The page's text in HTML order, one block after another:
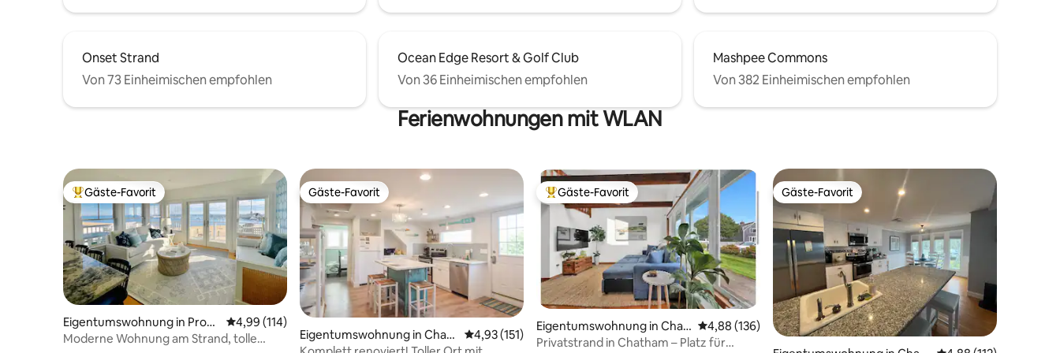
Onset Strand
Von 73 Einheimischen empfohlen
Ocean Edge Resort & Golf Club
Von 36 Einheimischen empfohlen
Mashpee Commons
Von 382 Einheimischen empfohlen
Ferienwohnungen mit WLAN
Beliebter Gäste-Favorit.
Gäste-Favorit
Eigentumswohnung in Provi
ncetown
Durchschnittliche Bewertung: 4,99 von 5, 114 Bewertungen
4,99 (114)
Moderne Wohnung am Strand, tolle
Gäste-Favorit
Gäste-Favorit
Eigentumswohnung in Chath
am
Durchschnittliche Bewertung: 4,93 von 5, 151 Bewertungen
4,93 (151)
Beliebter Gäste-Favorit.
Gäste-Favorit
Eigentumswohnung in Chat
ham
Durchschnittliche Bewertung: 4,88 von 5, 136 Bewertungen
4,88 (136)
Privatstrand in Chatham – Platz für
Gäste-Favorit
Gäste-Favorit